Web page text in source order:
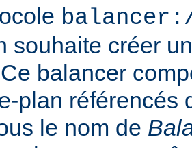
souhaite créer
balancer
plan référencés
le nom de